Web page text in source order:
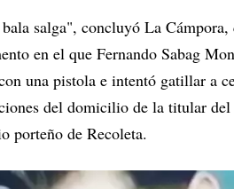
salga", concluyó La
en el que Fernando Sabag
una pistola e intentó gatillar a
del domicilio de la titular del
porteño de Recoleta.